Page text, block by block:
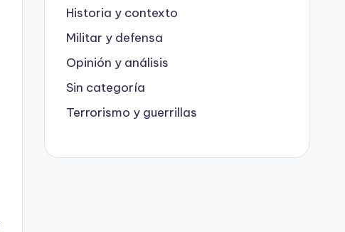
Historia y contexto
Militar y defensa
Opinión y análisis
Sin categoría
Terrorismo y guerrillas